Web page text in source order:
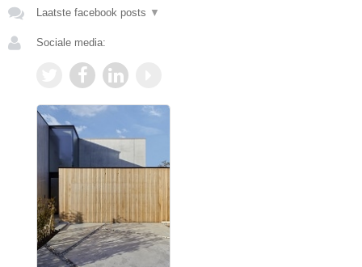
Laatste facebook posts ▼
Sociale media: